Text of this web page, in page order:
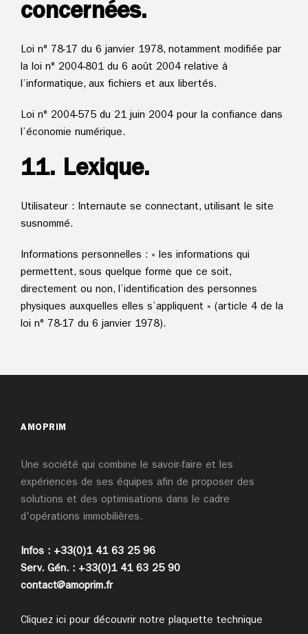
concernées.
Loi n° 78-17 du 6 janvier 1978, notamment modifiée par
la loi n° 2004-801 du 6 août 2004 relative à
l’informatique, aux fichiers et aux libertés.
Loi n° 2004-575 du 21 juin 2004 pour la confiance dans
l’économie numérique.
11. Lexique.
Utilisateur : Internaute se connectant, utilisant le site
susnommé.
Informations personnelles : « les informations qui
permettent, sous quelque forme que ce soit,
directement ou non, l’identification des personnes
physiques auxquelles elles s’appliquent » (article 4 de la
loi n° 78-17 du 6 janvier 1978).
AMOPRIM
Une société qui combine le savoir-faire et les
expériences de ses équipes afin de proposer des
solutions et des optimisations dans le cadre
d'opérations immobilières.
Infos : +33(0)1 41 63 25 96
Serv. Gén. : +33(0)1 41 63 25 90
contact@amoprim.fr
Cliquez ici pour découvrir notre plaquette technique